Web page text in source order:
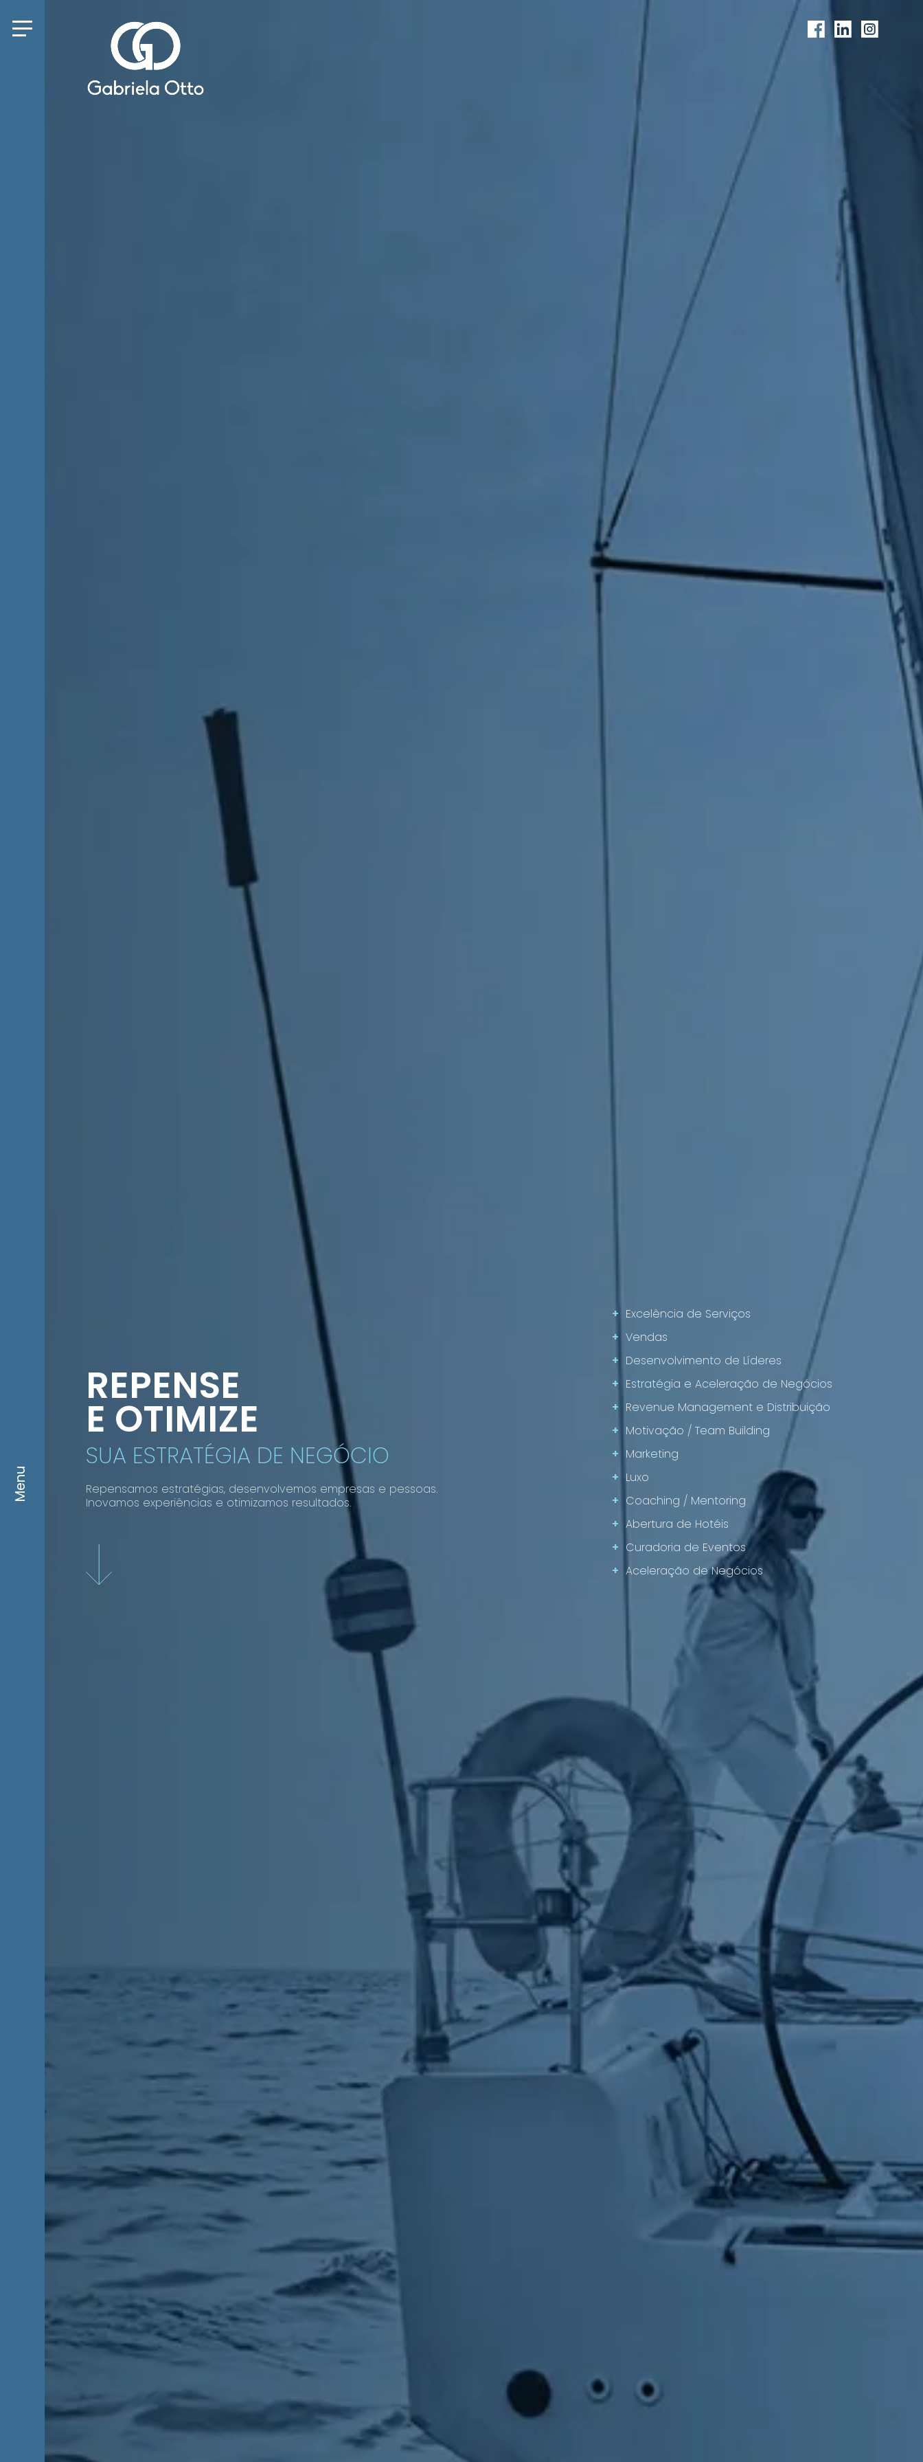
Menu
REPENSE
E OTIMIZE
SUA ESTRATÉGIA DE NEGÓCIO
Repensamos estratégias, desenvolvemos empresas e pessoas.
Inovamos experiências e otimizamos resultados.
+ Excelência de Serviços
+ Vendas
+ Desenvolvimento de Líderes
+ Estratégia e Aceleração de Negócios
+ Revenue Management e Distribuição
+ Motivação / Team Building
+ Marketing
+ Luxo
+ Coaching / Mentoring
+ Abertura de Hotéis
+ Curadoria de Eventos
+ Aceleração de Negócios